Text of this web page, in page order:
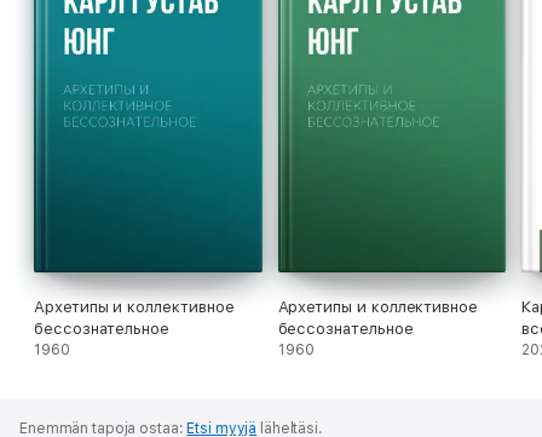
Архетипы и коллективное
бессознательное
1960
Архетипы и коллективное
бессознательное
1960
Enemmän tapoja ostaa: Etsi myyjä läheltäsi.